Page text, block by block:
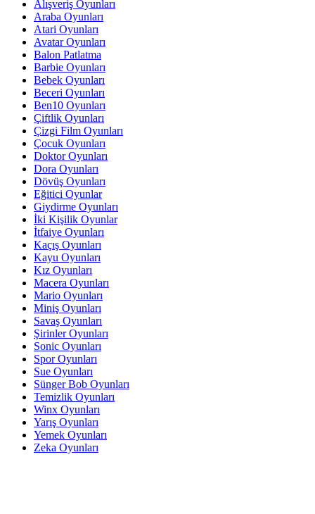
Alışveriş Oyunları
Araba Oyunları
Atari Oyunları
Avatar Oyunları
Balon Patlatma
Barbie Oyunları
Bebek Oyunları
Beceri Oyunları
Ben10 Oyunları
Çiftlik Oyunları
Çizgi Film Oyunları
Çocuk Oyunları
Doktor Oyunları
Dora Oyunları
Dövüş Oyunları
Eğitici Oyunlar
Giydirme Oyunları
İki Kişilik Oyunlar
İtfaiye Oyunları
Kaçış Oyunları
Kayu Oyunları
Kız Oyunları
Macera Oyunları
Mario Oyunları
Miniş Oyunları
Savaş Oyunları
Şirinler Oyunları
Sonic Oyunları
Spor Oyunları
Sue Oyunları
Sünger Bob Oyunları
Temizlik Oyunları
Winx Oyunları
Yarış Oyunları
Yemek Oyunları
Zeka Oyunları